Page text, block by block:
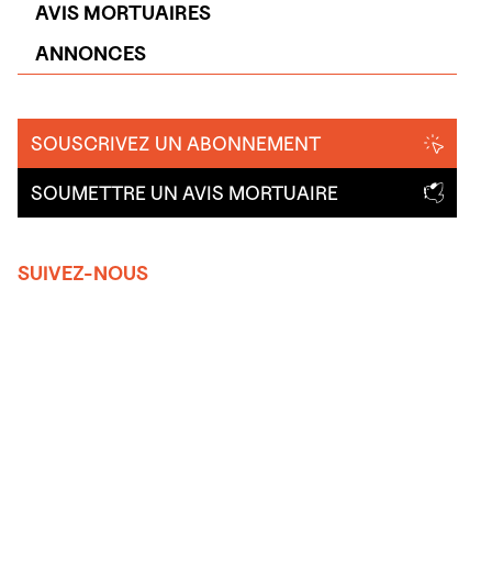
AVIS MORTUAIRES
ANNONCES
SOUSCRIVEZ UN ABONNEMENT
SOUMETTRE UN AVIS MORTUAIRE
SUIVEZ-NOUS